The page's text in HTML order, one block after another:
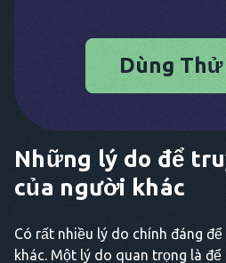
Dùng Thử
Những lý do để
của người khác
Có rất nhiều lý do chính đáng
khác. Một lý do quan trọng là để